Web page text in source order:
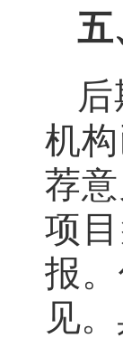
五
机
荐
项
报
见